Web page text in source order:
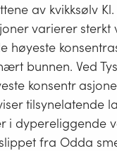
av kvikksølv
varierer sterkt
høyeste
bunnen. Ved
konsentr
tilsynelatende
i dypereliggende
fra Odda